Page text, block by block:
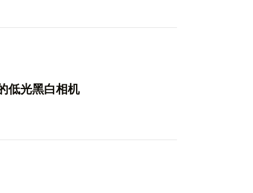
低光黑白相机